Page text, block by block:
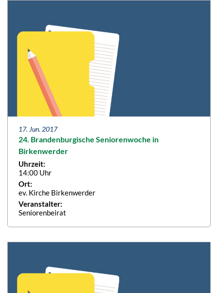
17. Jun. 2017
24. Brandenburgische Seniorenwoche in
Birkenwerder
Uhrzeit:
14:00 Uhr
Ort:
ev. Kirche Birkenwerder
Veranstalter:
Seniorenbeirat